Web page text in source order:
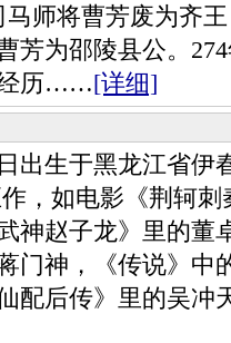
马师将曹芳废为齐
芳为邵陵县公。
经历……[详细]
生于黑龙江省伊
，如电影《荆轲
神赵子龙》里的董
门神，《传说》中
配后传》里的吴冲